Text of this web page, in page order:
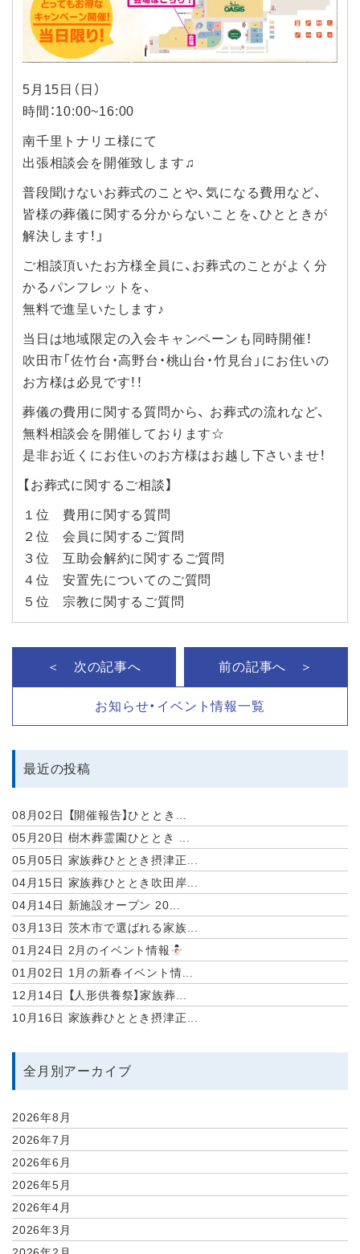
5月15日（日）
時間：10:00~16:00
南千里トナリエ様にて
出張相談会を開催致します♫
普段聞けないお葬式のことや、気になる費用など、
皆様の葬儀に関する分からないことを、ひとときが
解決します！」
ご相談頂いたお方様全員に、お葬式のことがよく分
かるパンフレットを、
無料で進呈いたします♪
当日は地域限定の入会キャンペーンも同時開催！
吹田市「佐竹台・高野台・桃山台・竹見台」にお住いの
お方様は必見です！！
葬儀の費用に関する質問から、 お葬式の流れなど、
無料相談会を開催しております☆
是非お近くにお住いのお方様はお越し下さいませ！
【お葬式に関するご相談】
１位 費用に関する質問
２位 会員に関するご質問
３位 互助会解約に関するご質問
４位 安置先についてのご質問
５位 宗教に関するご質問
＜ 次の記事へ
お知らせ・イベント情報一覧
前の記事へ ＞
最近の投稿
08月02日
【開催報告】ひととき...
05月20日 樹木葬霊園ひととき ...
05月05日 家族葬ひととき摂津正...
04月15日 家族葬ひととき吹田岸...
04月14日 新施設オープン 20...
03月13日 茨木市で選ばれる家族...
01月24日 2月のイベント情報
01月02日 1月の新春イベント情...
12月14日
【人形供養祭】家族葬...
10月16日 家族葬ひととき摂津正...
全月別アーカイブ
2026年8月
2026年7月
2026年6月
2026年5月
2026年4月
2026年3月